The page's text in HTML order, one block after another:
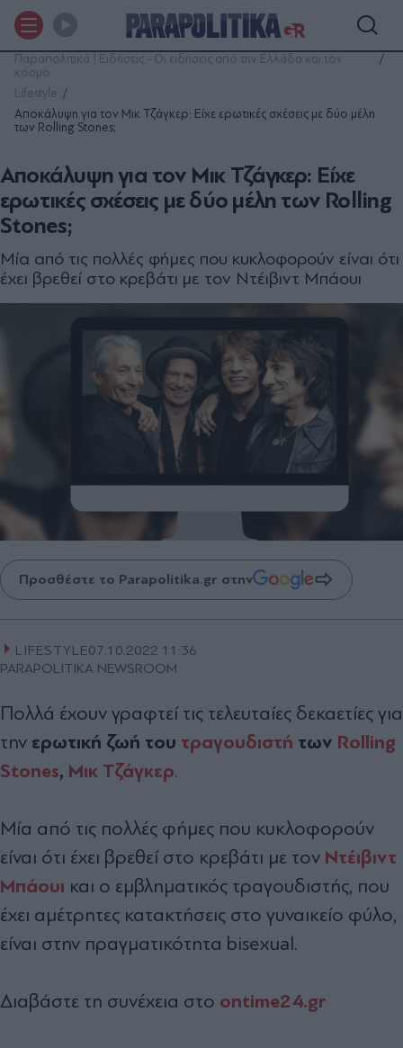
Παραπολιτικά | Ειδήσεις - Οι ειδήσεις από την Ελλάδα και τον
κόσμο
Lifestyle
Αποκάλυψη για τον Μικ Τζάγκερ: Είχε ερωτικές σχέσεις με δύο μέλη
των Rolling Stones;
Αποκάλυψη για τον Μικ Τζάγκερ: Είχε
ερωτικές σχέσεις με δύο μέλη των Rolling
Stones;
Μία από τις πολλές φήμες που κυκλοφορούν είναι ότι
έχει βρεθεί στο κρεβάτι με τον Ντέιβιντ Μπάουι
Προσθέστε το Parapolitika.gr στην
LIFESTYLE07.10.2022 11:36
PARAPOLITIKA NEWSROOM
Πολλά έχουν γραφτεί τις τελευταίες δεκαετίες για
την ερωτική ζωή του τραγουδιστή των Rolling
Stones, Μικ Τζάγκερ.
Μία από τις πολλές φήμες που κυκλοφορούν
είναι ότι έχει βρεθεί στο κρεβάτι με τον Ντέιβιντ
Μπάουι και ο εμβληματικός τραγουδιστής, που
έχει αμέτρητες κατακτήσεις στο γυναικείο φύλο,
είναι στην πραγματικότητα bisexual.
Διαβάστε τη συνέχεια στο ontime24.gr